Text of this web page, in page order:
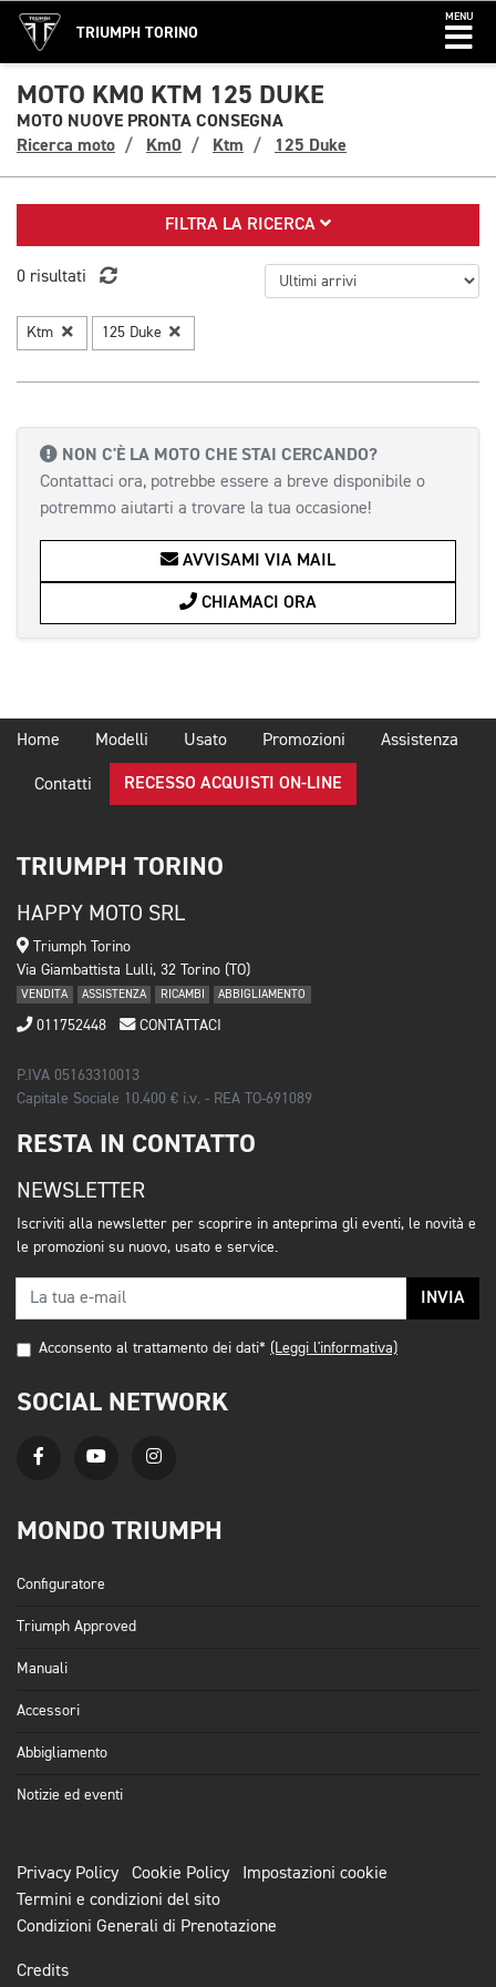
TRIUMPH TORINO
MENU
MOTO KM0 KTM 125 DUKE
MOTO NUOVE PRONTA CONSEGNA
Ricerca moto
Km0 Ktm 125 Duke
FILTRA LA RICERCA
0 risultati
Ktm 125 Duke
NON C'È LA MOTO CHE STAI CERCANDO?
Contattaci ora, potrebbe essere a breve disponibile o
potremmo aiutarti a trovare la tua occasione!
AVVISAMI VIA MAIL
CHIAMACI ORA
Home Modelli Usato Promozioni Assistenza
Contatti RECESSO ACQUISTI ON-LINE
TRIUMPH TORINO
HAPPY MOTO SRL
Triumph Torino
Via Giambattista Lulli, 32 Torino (TO)
VENDITA ASSISTENZA RICAMBI ABBIGLIAMENTO
011752448 CONTATTACI
P.IVA 05163310013
Capitale Sociale 10.400 € i.v. - REA TO-691089
RESTA IN CONTATTO
NEWSLETTER
Iscriviti alla newsletter per scoprire in anteprima gli eventi, le novità e
le promozioni su nuovo, usato e service.
INVIA
Acconsento al trattamento dei dati* (Leggi l'informativa)
SOCIAL NETWORK
MONDO TRIUMPH
Configuratore
Triumph Approved
Manuali
Accessori
Abbigliamento
Notizie ed eventi
Privacy Policy Cookie Policy
Impostazioni cookie
Termini e condizioni del sito
Condizioni Generali di Prenotazione
Credits